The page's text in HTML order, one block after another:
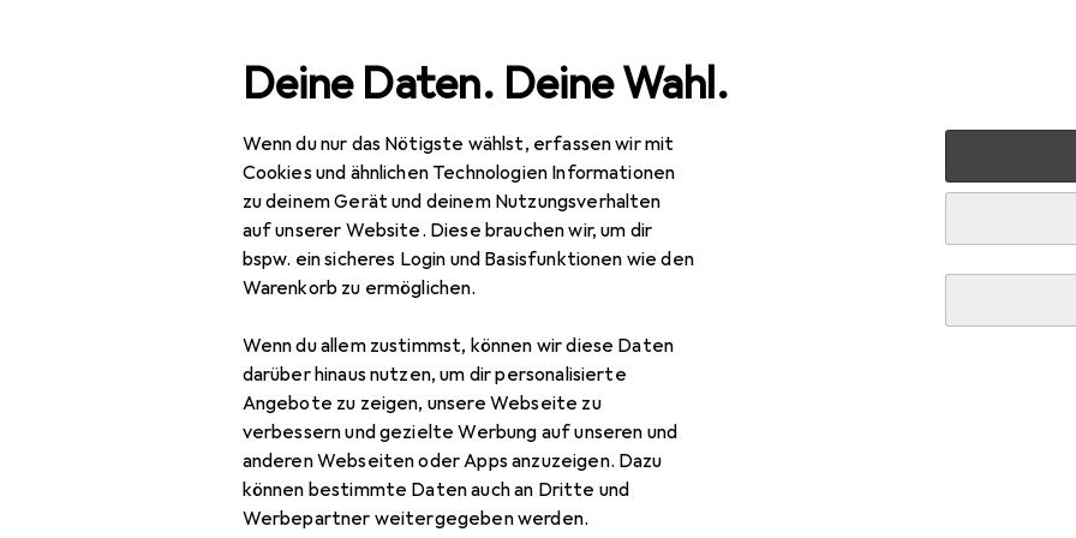
Deine Daten. Deine Wahl.
Wenn du nur das Nötigste wählst, erfassen wir mit
Cookies und ähnlichen Technologien Informationen
zu deinem Gerät und deinem Nutzungsverhalten
auf unserer Website. Diese brauchen wir, um dir
bspw. ein sicheres Login und Basisfunktionen wie den
Warenkorb zu ermöglichen.
Wenn du allem zustimmst, können wir diese Daten
darüber hinaus nutzen, um dir personalisierte
Angebote zu zeigen, unsere Webseite zu
verbessern und gezielte Werbung auf unseren und
anderen Webseiten oder Apps anzuzeigen. Dazu
können bestimmte Daten auch an Dritte und
Werbepartner weitergegeben werden.
Navigation nach Kategorien Gesamtsortiment IT + Multimedia Wearables